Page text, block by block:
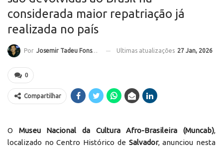
considerada maior repatriação já
realizada no país
Por Josemir Tadeu Fonseca Ultimas atualizações 27 Jan, 2026
0
Compartilhar
O Museu Nacional da Cultura Afro-Brasileira (Muncab),
localizado no Centro Histórico de Salvador, anunciou nesta